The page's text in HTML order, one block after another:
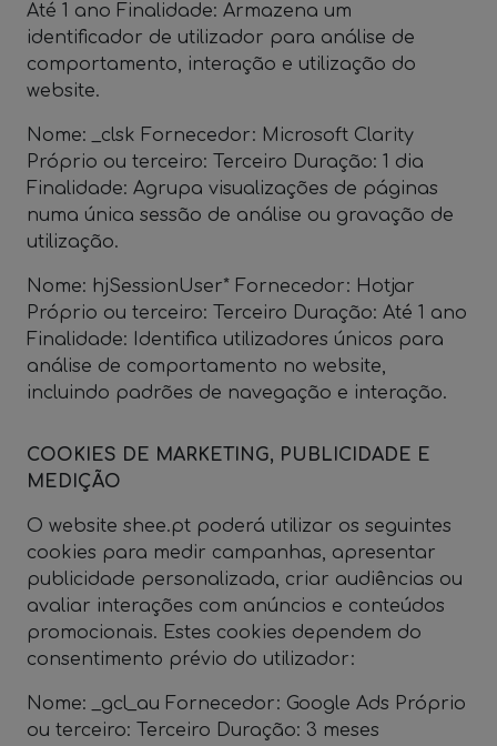
Até 1 ano Finalidade: Armazena um
identificador de utilizador para análise de
comportamento, interação e utilização do
website.
Nome: _clsk Fornecedor: Microsoft Clarity
Próprio ou terceiro: Terceiro Duração: 1 dia
Finalidade: Agrupa visualizações de páginas
numa única sessão de análise ou gravação de
utilização.
Nome: hjSessionUser* Fornecedor: Hotjar
Próprio ou terceiro: Terceiro Duração: Até 1 ano
Finalidade: Identifica utilizadores únicos para
análise de comportamento no website,
incluindo padrões de navegação e interação.
COOKIES DE MARKETING, PUBLICIDADE E
MEDIÇÃO
O website shee.pt poderá utilizar os seguintes
cookies para medir campanhas, apresentar
publicidade personalizada, criar audiências ou
avaliar interações com anúncios e conteúdos
promocionais. Estes cookies dependem do
consentimento prévio do utilizador:
Nome: _gcl_au Fornecedor: Google Ads Próprio
ou terceiro: Terceiro Duração: 3 meses